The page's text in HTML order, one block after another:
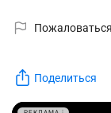
Пожаловаться
Поделиться